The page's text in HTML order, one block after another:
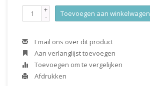
+
- Toevoegen aan winkelwagen
Email ons over dit product
Aan verlanglijst toevoegen
Toevoegen om te vergelijken
Afdrukken